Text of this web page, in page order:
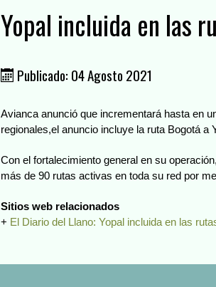
Yopal incluida en las
Publicado: 04 Agosto 2021
Avianca anunció que incrementará hasta en
regionales,el anuncio incluye la ruta Bogotá a
Con el fortalecimiento general en su
más de 90 rutas activas en toda su red por
Sitios web relacionados
+ El Diario del Llano: Yopal incluida en las